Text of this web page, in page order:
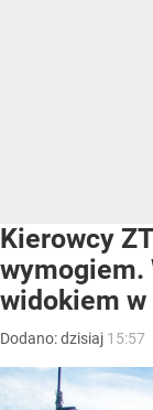
Kierowcy
wymogiem.
widokiem
Dodano:dzisiaj 15:57